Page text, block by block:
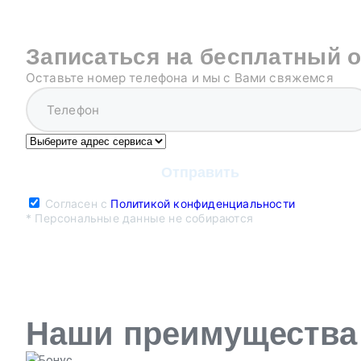
Записаться на бесплатный
Оставьте номер телефона и мы с Вами свяжемся
Согласен с Политикой конфиденциальности
* Персональные данные не собираются
Наши преимущества